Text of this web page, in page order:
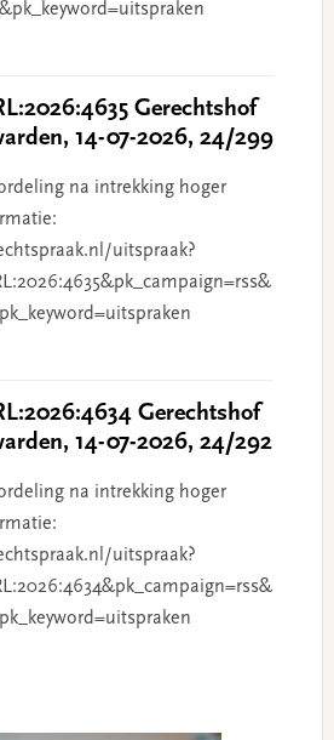
Gerechtshof
14-07-2026, 24/299
na intrekking hoger
uitspraak?
Gerechtshof
14-07-2026, 24/292
na intrekking hoger
uitspraak?